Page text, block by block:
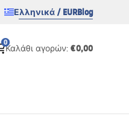
Ελληνικά / EURBlog
0
Καλάθι αγορών: €0,00